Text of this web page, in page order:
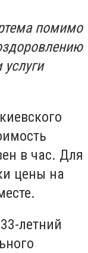
помимо
в час. Для
цены на
летний